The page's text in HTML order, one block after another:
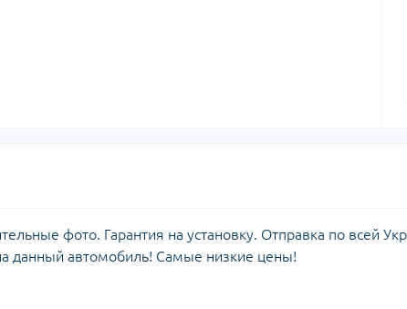
фото. Гарантия на установку. Отправка по всей
данный автомобиль! Самые низкие цены!